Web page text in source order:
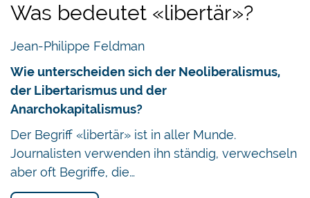
Was bedeutet «libertär»?
Jean-Philippe Feldman
Wie unterscheiden sich der Neoliberalismus,
der Libertarismus und der
Anarchokapitalismus?
Der Begriff «libertär» ist in aller Munde.
Journalisten verwenden ihn ständig, verwechseln
aber oft Begriffe, die…